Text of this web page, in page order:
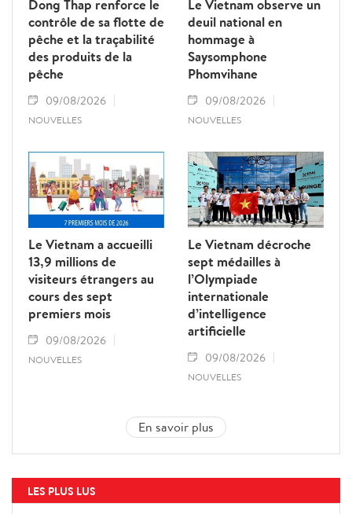
Dong Thap renforce le
contrôle de sa flotte de
pêche et la traçabilité
des produits de la
pêche
09/08/2026
NOUVELLES
Le Vietnam observe un
deuil national en
hommage à
Saysomphone
Phomvihane
09/08/2026
NOUVELLES
Le Vietnam a accueilli
13,9 millions de
visiteurs étrangers au
cours des sept
premiers mois
09/08/2026
NOUVELLES
Le Vietnam décroche
sept médailles à
l’Olympiade
internationale
d’intelligence
artificielle
09/08/2026
NOUVELLES
En savoir plus
LES PLUS LUS